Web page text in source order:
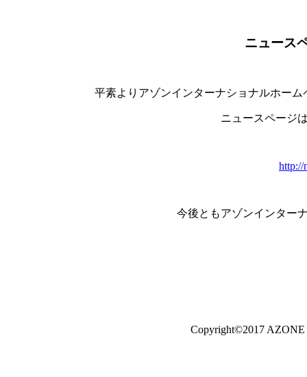
ニュース
平素よりアゾンインターナショナルホー
ニュースページ
http://
今後ともアゾンインター
Copyright©2017